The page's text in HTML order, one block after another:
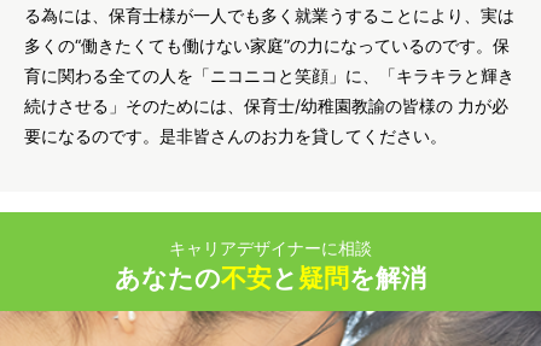
る為には、保育士様が一人でも多く就業うすることにより、実は
多くの“働きたくても働けない家庭”の力になっているのです。保
育に関わる全ての人を「ニコニコと笑顔」に、「キラキラと輝き
続けさせる」そのためには、保育士/幼稚園教諭の皆様の 力が必
要になるのです。是非皆さんのお力を貸してください。
キャリアデザイナーに相談
あなたの不安と 疑問 を解消